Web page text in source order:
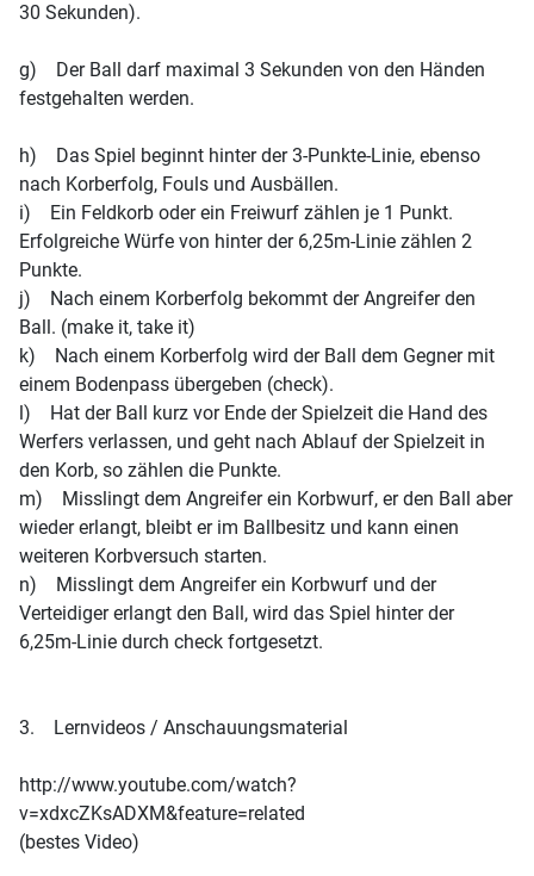
30 Sekunden).
g) Der Ball darf maximal 3 Sekunden von den Händen
festgehalten werden.
h) Das Spiel beginnt hinter der 3-Punkte-Linie, ebenso
nach Korberfolg, Fouls und Ausbällen.
i) Ein Feldkorb oder ein Freiwurf zählen je 1 Punkt.
Erfolgreiche Würfe von hinter der 6,25m-Linie zählen 2
Punkte.
j) Nach einem Korberfolg bekommt der Angreifer den
Ball. (make it, take it)
k) Nach einem Korberfolg wird der Ball dem Gegner mit
einem Bodenpass übergeben (check).
l) Hat der Ball kurz vor Ende der Spielzeit die Hand des
Werfers verlassen, und geht nach Ablauf der Spielzeit in
den Korb, so zählen die Punkte.
m) Misslingt dem Angreifer ein Korbwurf, er den Ball aber
wieder erlangt, bleibt er im Ballbesitz und kann einen
weiteren Korbversuch starten.
n) Misslingt dem Angreifer ein Korbwurf und der
Verteidiger erlangt den Ball, wird das Spiel hinter der
6,25m-Linie durch check fortgesetzt.
3. Lernvideos / Anschauungsmaterial
http://www.youtube.com/watch?
v=xdxcZKsADXM&feature=related
(bestes Video)